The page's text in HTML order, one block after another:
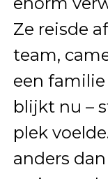
Ze reisde
team,
een familie
blijkt nu –
plek
anders